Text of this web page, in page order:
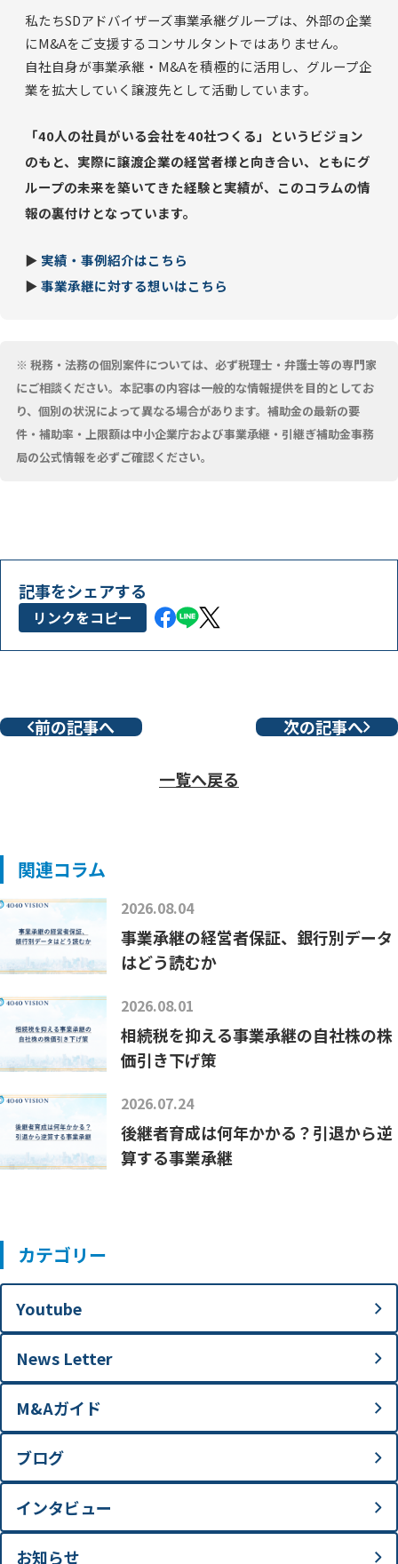
私たちSDアドバイザーズ事業承継グループは、外部の企業
にM&Aをご支援するコンサルタントではありません。
自社自身が事業承継・M&Aを積極的に活用し、グループ企
業を拡大していく譲渡先として活動しています。
「40人の社員がいる会社を40社つくる」というビジョン
のもと、実際に譲渡企業の経営者様と向き合い、ともにグ
ループの未来を築いてきた経験と実績が、このコラムの情
報の裏付けとなっています。
▶ 実績・事例紹介はこちら
▶事業承継に対する想いはこちら
※ 税務・法務の個別案件については、必ず税理士・弁護士等の専門家
にご相談ください。本記事の内容は一般的な情報提供を目的としてお
り、個別の状況によって異なる場合があります。補助金の最新の要
件・補助率・上限額は中小企業庁および事業承継・引継ぎ補助金事務
局の公式情報を必ずご確認ください。
記事をシェアする
リンクをコピー
前の記事へ
一覧へ戻る
次の記事へ
関連コラム
2026.08.04
事業承継の経営者保証、銀行別データ
はどう読むか
2026.08.01
相続税を抑える事業承継の自社株の株
価引き下げ策
2026.07.24
後継者育成は何年かかる？引退から逆
算する事業承継
カテゴリー
Youtube
News Letter
M&Aガイド
ブログ
インタビュー
お知らせ